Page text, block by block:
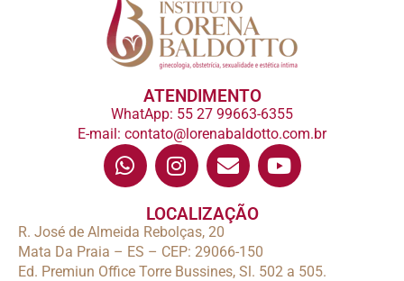
ATENDIMENTO
WhatApp: 55 27 99663-6355
E-mail: contato@lorenabaldotto.com.br
LOCALIZAÇÃO
R. José de Almeida Rebolças, 20
Mata Da Praia – ES – CEP: 29066-150
Ed. Premiun Office Torre Bussines, Sl. 502 a 505.